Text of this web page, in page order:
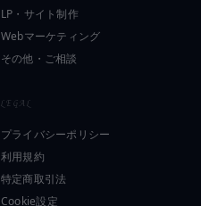
LP・サイト制作
Webマーケティング
その他・ご相談
LEGAL
プライバシーポリシー
利用規約
特定商取引法
Cookie設定